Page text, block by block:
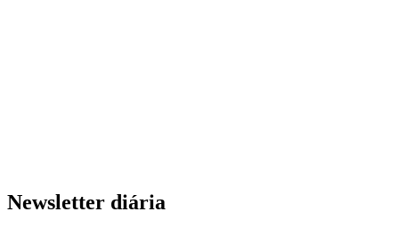
Newsletter diária